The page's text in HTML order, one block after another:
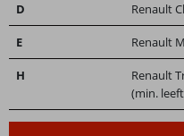
D Renault
E Renault
H
Renault
(min.